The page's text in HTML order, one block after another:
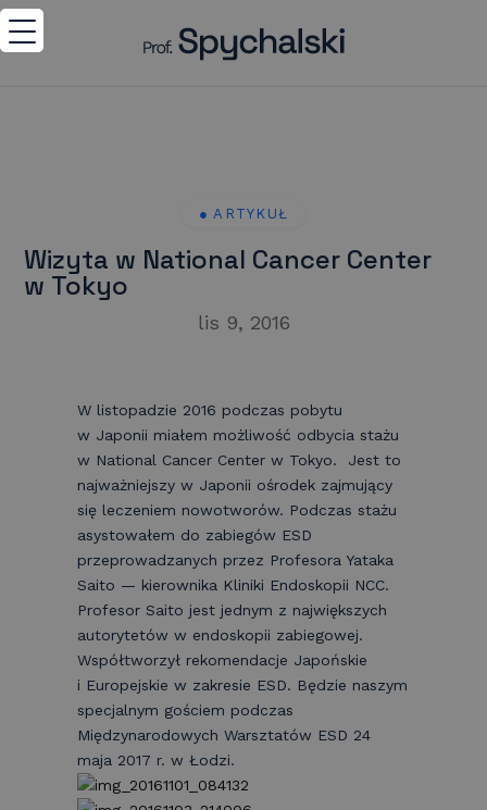
Wizyta w National Cancer Center
w Tokyo
lis 9, 2016
W listopadzie 2016 podczas pobytu
w Japonii miałem możliwość odbycia stażu
w National Cancer Center w Tokyo. Jest to
najważniejszy w Japonii ośrodek zajmujący
się leczeniem nowotworów. Podczas stażu
asystowałem do zabiegów ESD
przeprowadzanych przez Profesora Yataka
Saito — kierownika Kliniki Endoskopii NCC.
Profesor Saito jest jednym z największych
autorytetów w endoskopii zabiegowej.
Współtworzył rekomendacje Japońskie
i Europejskie w zakresie ESD. Będzie naszym
specjalnym gościem podczas
Międzynarodowych Warsztatów ESD 24
maja 2017 r. w Łodzi.